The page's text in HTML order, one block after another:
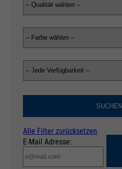
SUCHEN
Alle Filter zurücksetzen
E-Mail Adresse: